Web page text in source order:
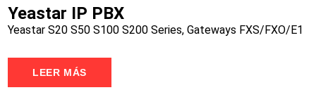
Yeastar IP PBX
Yeastar S20 S50 S100 S200 Series, Gateways FXS/FXO/E1
LEER MÁS